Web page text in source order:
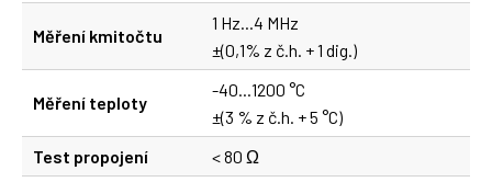
Měření kmitočtu
1 Hz...4 MHz
±(0,1% z č.h. + 1 dig.)
Měření teploty
-40...1200 °C
±(3 % z č.h. + 5 °C)
Test propojení
< 80 Ω